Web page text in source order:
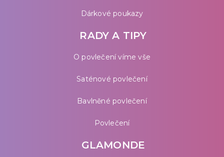
Dárkové poukazy
RADY A TIPY
O povlečení víme vše
Saténové povlečení
Bavlněné povlečení
Povlečení
GLAMONDE